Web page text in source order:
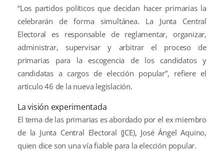
“Los partidos políticos que decidan hacer primarias la
celebrarán de forma simultánea. La Junta Central
Electoral es responsable de reglamentar, organizar,
administrar, supervisar y arbitrar el proceso de
primarias para la escogencia de los candidatos y
candidatas a cargos de elección popular”, refiere el
artículo 46 de la nueva legislación.
La visión experimentada
El tema de las primarias es abordado por el ex miembro
de la Junta Central Electoral (JCE), José Ángel Aquino,
quien dice son una vía fiable para la elección popular.